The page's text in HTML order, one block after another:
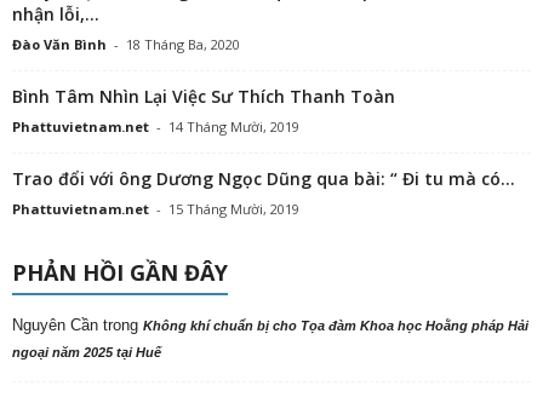
nhận lỗi,...
Đào Văn Bình - 18 Tháng Ba, 2020
Bình Tâm Nhìn Lại Việc Sư Thích Thanh Toàn
Phattuvietnam.net - 14 Tháng Mười, 2019
Trao đổi với ông Dương Ngọc Dũng qua bài: “ Đi tu mà có...
Phattuvietnam.net - 15 Tháng Mười, 2019
PHẢN HỒI GẦN ĐÂY
Nguyên Cần trong Không khí chuẩn bị cho Tọa đàm Khoa học Hoằng pháp Hải
ngoại năm 2025 tại Huế